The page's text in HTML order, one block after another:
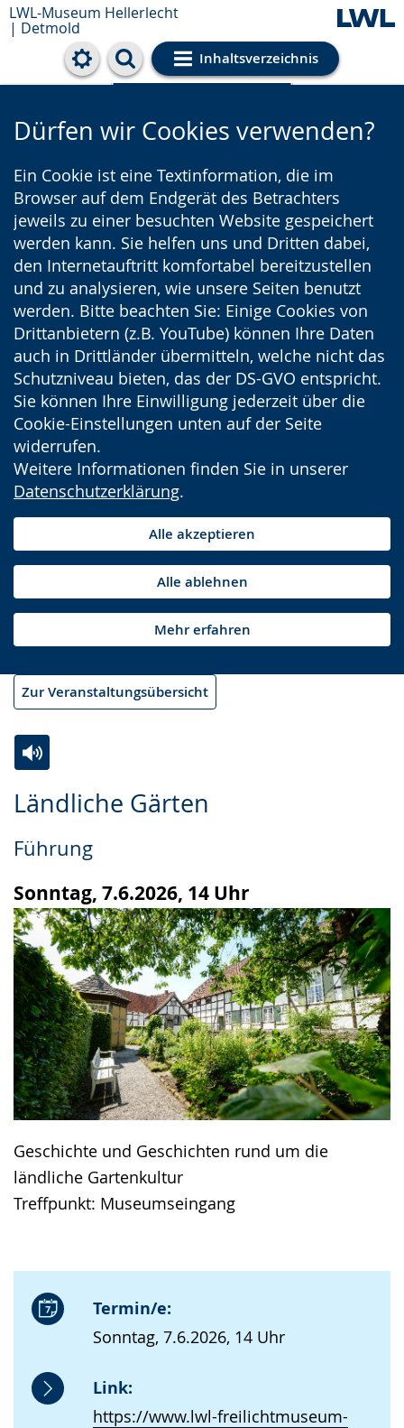
LWL-Museum Hellerlecht
| Detmold
Inhaltsverzeichnis
Cookie-Einstellungen
Dürfen wir Cookies verwenden?
Ein Cookie ist eine Textinformation, die im
Browser auf dem Endgerät des Betrachters
jeweils zu einer besuchten Website gespeichert
werden kann. Sie helfen uns und Dritten dabei,
den Internetauftritt komfortabel bereitzustellen
und zu analysieren, wie unsere Seiten benutzt
werden. Bitte beachten Sie: Einige Cookies von
Drittanbietern (z.B. YouTube) können Ihre Daten
auch in Drittländer übermitteln, welche nicht das
Schutzniveau bieten, das der DS-GVO entspricht.
Sie können Ihre Einwilligung jederzeit über die
Cookie-Einstellungen unten auf der Seite
widerrufen.
Weitere Informationen finden Sie in unserer
Datenschutzerklärung.
Alle akzeptieren
Alle ablehnen
Mehr erfahren
Zur Veranstaltungsübersicht
Ländliche Gärten
Führung
Sonntag, 7.6.2026, 14 Uhr
Geschichte und Geschichten rund um die
ländliche Gartenkultur
Treffpunkt: Museumseingang
Termin/e:
Sonntag, 7.6.2026, 14 Uhr
Link:
https://www.lwl-freilichtmuseum-
Leichten
wechseln.
Audio-
Video
Deutscher
Gebärdensprache
wird
angezeigt.